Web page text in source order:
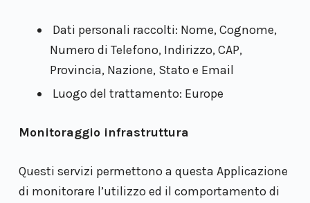
Dati personali raccolti: Nome, Cognome,
Numero di Telefono, Indirizzo, CAP,
Provincia, Nazione, Stato e Email
Luogo del trattamento: Europe
Monitoraggio infrastruttura
Questi servizi permettono a questa Applicazione
di monitorare l’utilizzo ed il comportamento di